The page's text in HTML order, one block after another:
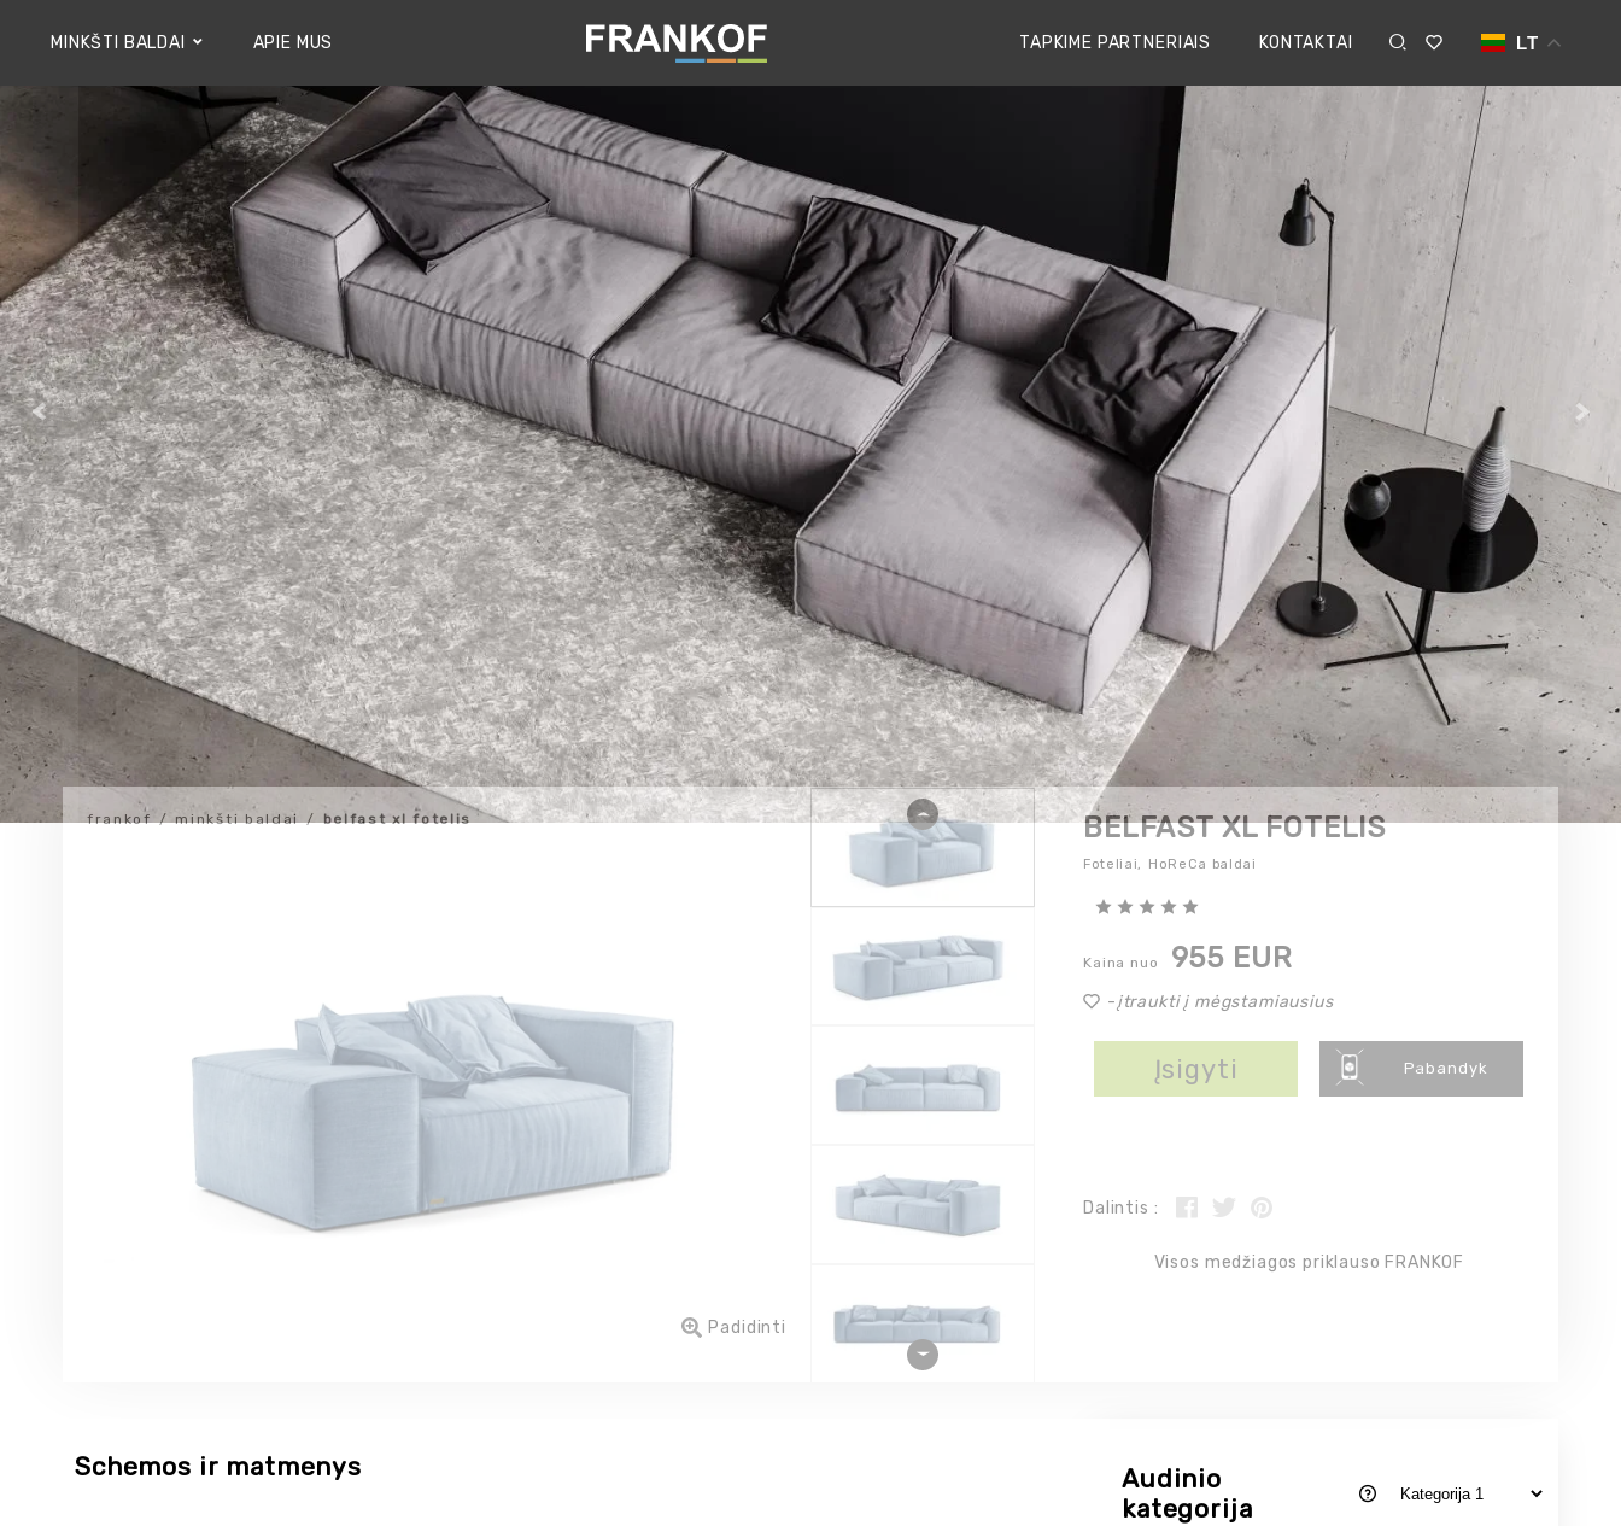
MINKŠTI BALDAI APIE MUS TAPKIME PARTNERIAIS KONTAKTAI LT
frankof minkšti baldai belfast xl fotelis
Padidinti
BELFAST XL FOTELIS
Foteliai, HoReCa baldai
Kaina nuo 955 EUR
-įtraukti į mėgstamiausius
Įsigyti Pabandyk
Dalintis :
Visos medžiagos priklauso FRANKOF
Schemos ir matmenys
Audinio
kategorija